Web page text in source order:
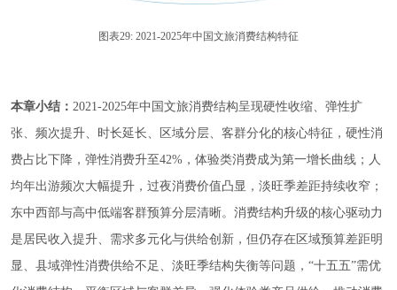
图表29: 2021-2025年中国文旅消费结构特征
本章小结： 2021-2025年中国文旅消费结构呈现硬性收缩、弹性扩
张、频次提升、时长延长、区域分层、客群分化的核心特征，硬性消
费占比下降，弹性消费升至42%，体验类消费成为第一增长曲线；人
均年出游频次大幅提升，过夜消费价值凸显，淡旺季差距持续收窄；
东中西部与高中低端客群预算分层清晰。消费结构升级的核心驱动力
是居民收入提升、需求多元化与供给创新，但仍存在区域预算差距明
显、县域弹性消费供给不足、淡旺季结构失衡等问题，“十五五”需优